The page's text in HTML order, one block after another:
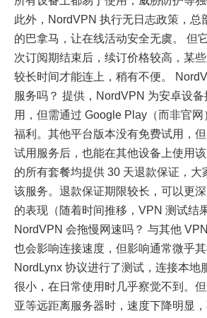
此外，NordVPN 执行无日志政策，总
的巴拿马，让在线活动安全无虞。 但
次订阅期结束后，续订价格较高，某
较长时间才能连上，稍有不便。
服务吗？ 提供，NordVPN 为安卓设
用，但需通过 Google Play（而非官
福利。其他平台版本没有免费试用，
试用服务后，也能在其他设备上使用
的所有套餐均提供 30 天退款保证，大
该服务。退款保证期限较长，可以更
的表现（随着时间推移，VPN 测试结
NordVPN 会拖慢网速吗？ 与其他
也会影响连接速度，但影响通常微乎
NordLynx 协议进行了测试，连接本地
很小，在日常使用时几乎察觉不到。
亚等远距离服务器时，速度下降明显